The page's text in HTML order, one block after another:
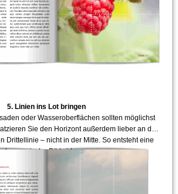
5. Linien ins Lot bringen
oder Wasseroberflächen sollten möglichst
Sie den Horizont außerdem lieber an der
Drittellinie – nicht in der Mitte. So entsteht eine
harmonische Bildwirkung.